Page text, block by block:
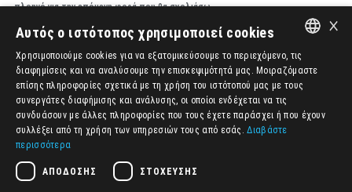
πλοηγό για την επόμενη φορά που θα σχολιάσω.
ENGLISH
ΕΛΛΗΝΙΚΆ
×
Αυτός ο ιστότοπος χρησιμοποιεί cookies
Χρησιμοποιούμε cookies για να εξατομικεύσουμε το περιεχόμενο, τις
διαφημίσεις και να αναλύσουμε την επισκεψιμότητά μας. Μοιραζόμαστε
επίσης πληροφορίες σχετικά με τη χρήση του ιστότοπού μας με τους
συνεργάτες διαφήμισης και ανάλυσης, οι οποίοι ενδέχεται να τις
συνδυάσουν με άλλες πληροφορίες που τους έχετε παράσχει ή που έχουν
συλλέξει από τη χρήση των υπηρεσιών τους από εσάς. Διαβάστε
περισσότερα
ΑΠΌΔΟΣΗΣ ΣΤΌΧΕΥΣΗΣ